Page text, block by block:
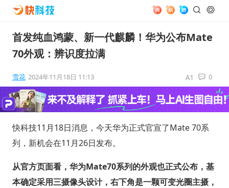
首发纯血鸿蒙、新一代麒麟！华为公布Mate
70外观：辨识度拉满
雪花 2024年11月18日 11:13 0
快科技11月18日消息，今天华为正式官宣了Mate 70系
列，新机会在11月26日发布。
从官方页面看，华为Mate70系列的外观也正式公布，基
本确定采用三摄像头设计，右下角是一颗可变光圈主摄，